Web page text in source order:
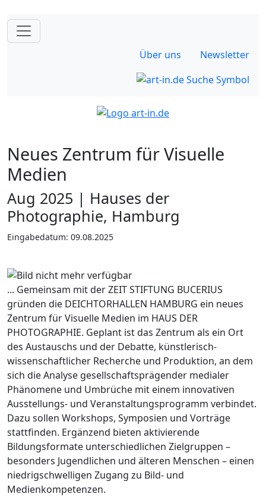
Über uns Newsletter
Neues Zentrum für Visuelle
Medien
Aug 2025 | Hauses der
Photographie, Hamburg
Eingabedatum: 09.08.2025
... Gemeinsam mit der ZEIT STIFTUNG BUCERIUS
gründen die DEICHTORHALLEN HAMBURG ein neues
Zentrum für Visuelle Medien im HAUS DER
PHOTOGRAPHIE. Geplant ist das Zentrum als ein Ort
des Austauschs und der Debatte, künstlerisch-
wissenschaftlicher Recherche und Produktion, an dem
sich die Analyse gesellschaftsprägender medialer
Phänomene und Umbrüche mit einem innovativen
Ausstellungs- und Veranstaltungsprogramm verbindet.
Dazu sollen Workshops, Symposien und Vorträge
stattfinden. Ergänzend bieten aktivierende
Bildungsformate unterschiedlichen Zielgruppen –
besonders Jugendlichen und älteren Menschen – einen
niedrigschwelligen Zugang zu Bild- und
Medienkompetenzen.